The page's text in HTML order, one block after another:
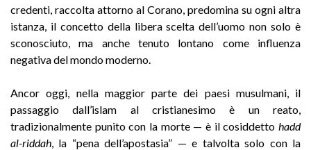
credenti, raccolta attorno al Corano, predomina su ogni altra
istanza, il concetto della libera scelta dell’uomo non solo è
sconosciuto, ma anche tenuto lontano come influenza
negativa del mondo moderno.
Ancor oggi, nella maggior parte dei paesi musulmani, il
passaggio dall’islam al cristianesimo è un reato,
tradizionalmente punito con la morte — è il cosiddetto hadd
al-riddah , la “pena dell’apostasia” — e talvolta solo con la